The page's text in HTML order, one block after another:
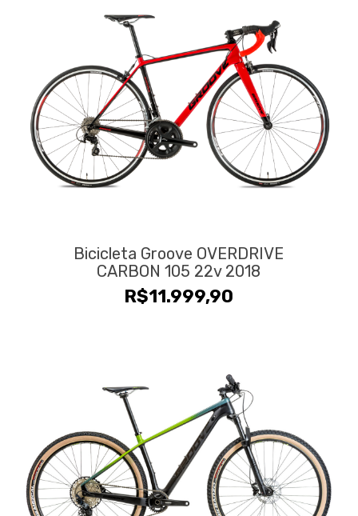
Bicicleta Groove OVERDRIVE
CARBON 105 22v 2018
R$11.999,90